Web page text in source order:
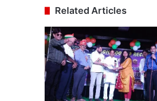
Related Articles